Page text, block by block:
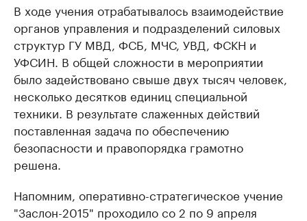
В ходе учения отрабатывалось взаимодействие
органов управления и подразделений силовых
структур ГУ МВД, ФСБ, МЧС, УВД, ФСКН и
УФСИН. В общей сложности в мероприятии
было задействовано свыше двух тысяч человек,
несколько десятков единиц специальной
техники. В результате слаженных действий
поставленная задача по обеспечению
безопасности и правопорядка грамотно
решена.
Напомним, оперативно-стратегическое учение
"Заслон-2015" проходило со 2 по 9 апреля